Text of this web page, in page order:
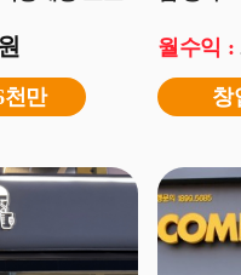
천만
월수익 :
창